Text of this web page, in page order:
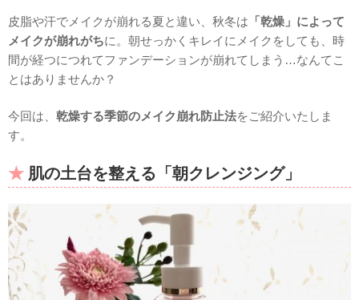
皮脂や汗でメイクが崩れる夏と違い、秋冬は 「乾燥」によって
メイクが崩れがちに。朝せっかくキレイにメイクをしても、時
間が経つにつれてファンデーションが崩れてしまう…なんてこ
とはありませんか？
今回は、 乾燥する季節のメイク崩れ防止法をご紹介いたしま
す。
肌の土台を整える「朝クレンジング」